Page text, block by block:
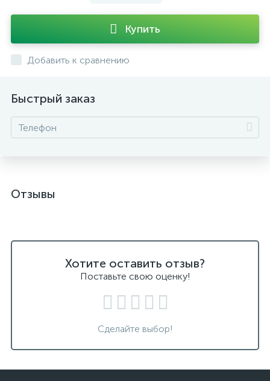
Купить
Добавить к сравнению
Быстрый заказ
Отзывы
Хотите оставить отзыв?
Поставьте свою оценку!
Сделайте выбор!